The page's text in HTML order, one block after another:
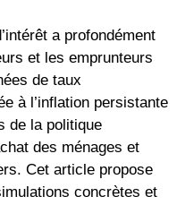
a profondément
et les emprunteurs
de taux
à l’inflation persistante
de la politique
des ménages et
Cet article propose
concrètes et